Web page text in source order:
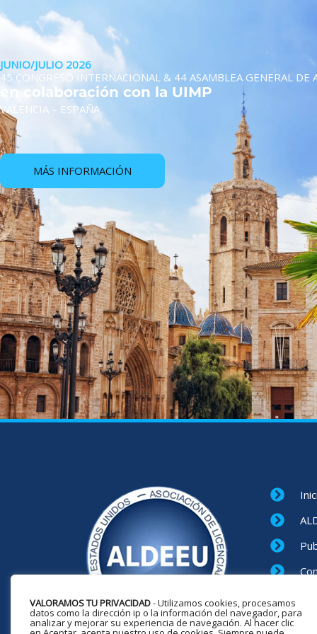
VALORAMOS TU PRIVACIDAD- Utilizamos cookies, procesamos
datos como la dirección ip o la información del navegador, para
analizar y mejorar su experiencia de navegación. Al hacer clic
JUNIO/JULIO 2026
45 CONGRESO INTERNACIONAL & 44 ASAMBLEA GENERAL DE
en colaboración con la UIMP
VALENCIA – ESPAÑA
MÁS INFORMACIÓN